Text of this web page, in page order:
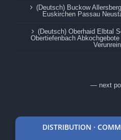
(Deutsch) Buckow
Euskirchen Passau
(Deutsch) Oberhaid Elbtal
Obertiefenbach
— next
DISTRIBUTION ·